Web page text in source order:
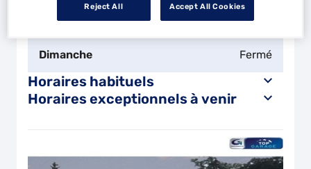
Samedi Fermé
Dimanche Fermé
Horaires habituels
Horaires exceptionnels à venir
Reject All Accept All Cookies